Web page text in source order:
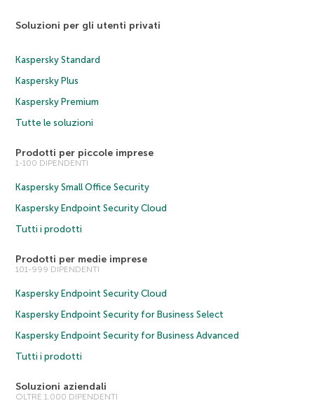
Soluzioni per gli utenti privati
Kaspersky Standard
Kaspersky Plus
Kaspersky Premium
Tutte le soluzioni
Prodotti per piccole imprese
1-100 DIPENDENTI
Kaspersky Small Office Security
Kaspersky Endpoint Security Cloud
Tutti i prodotti
Prodotti per medie imprese
101-999 DIPENDENTI
Kaspersky Endpoint Security Cloud
Kaspersky Endpoint Security for Business Select
Kaspersky Endpoint Security for Business Advanced
Tutti i prodotti
Soluzioni aziendali
OLTRE 1.000 DIPENDENTI